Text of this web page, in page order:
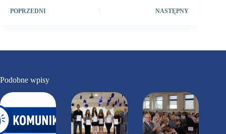
POPRZEDNI NASTĘPNY
Podobne wpisy